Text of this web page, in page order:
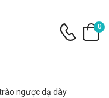
0
ngược dạ dày